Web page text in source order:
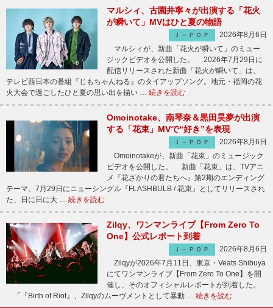
マルシィ、古園井寧々が出演する「花火
が瞬いて」MVはひと夏の物語
Ｊ－ＰＯＰ
2026年8月6日
マルシィが、新曲「花火が瞬いて」のミュー
ジックビデオを公開した。 2026年7月29日に
配信リリースされた新曲「花火が瞬いて」は、
テレビ西日本の番組『じもちゃんねる』のタイアップソング。地元・福岡の花
火大会で過ごしたひと夏の思い出を描い … 続きを読む
Omoinotake、南琴奈＆黒田昊夢が出演
する「花束」MVで“好き”を表現
Ｊ－ＰＯＰ
2026年8月6日
Omoinotakeが、新曲「花束」のミュージック
ビデオを公開した。 新曲「花束」は、TVアニ
メ『花ざかりの君たちへ』第2期のエンディング
テーマ。7月29日にニューシングル『FLASHBULB / 花束』としてリリースされ
た、日に日に大 … 続きを読む
Zilqy、ワンマンライブ【From Zero To
One】公式レポート到着
Ｊ－ＰＯＰ
2026年8月6日
Zilqyが2026年7月11日、東京・Veats Shibuya
にてワンマンライブ【From Zero To One】を開
催し、そのオフィシャルレポートが到着した。
「『Birth of Riot』、Zilqyのムーヴメントとして暴動 … 続きを読む